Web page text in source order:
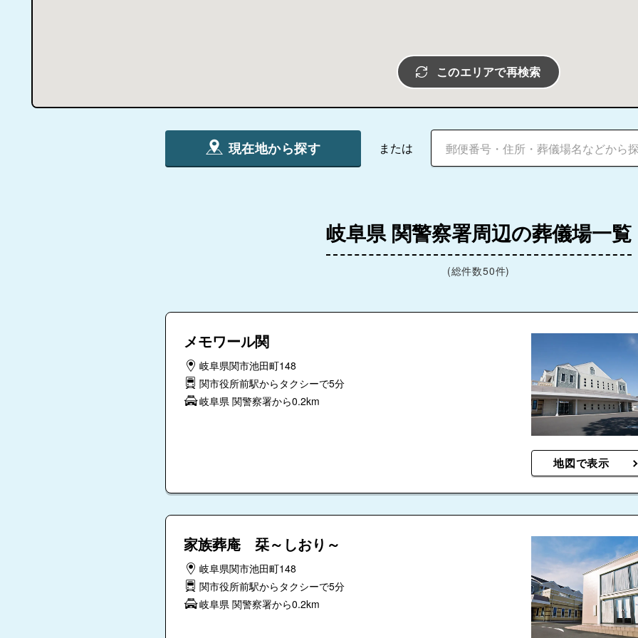
このエリアで再検索
現在地から探す または
岐阜県 関警察署周辺の葬儀場一覧
(総件数50件)
メモワール関
岐阜県関市池田町148
関市役所前駅からタクシーで5分
岐阜県 関警察署から0.2km
地図で表示
家族葬庵 栞～しおり～
岐阜県関市池田町148
関市役所前駅からタクシーで5分
岐阜県 関警察署から0.2km